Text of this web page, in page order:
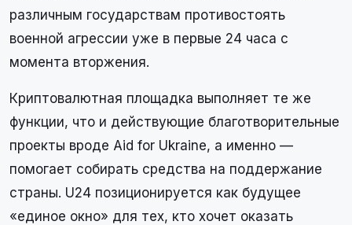
различным государствам противостоять
военной агрессии уже в первые 24 часа с
момента вторжения.
Криптовалютная площадка выполняет те же
функции, что и действующие благотворительные
проекты вроде Aid for Ukraine, а именно —
помогает собирать средства на поддержание
страны. U24 позиционируется как будущее
«единое окно» для тех, кто хочет оказать